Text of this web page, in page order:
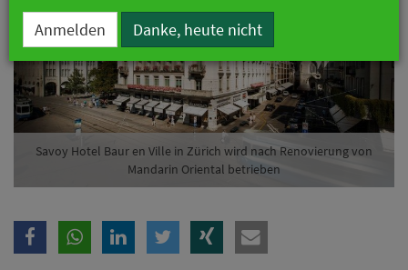
Savoy Hotel Baur en Ville in Zürich wird nach Renovierung von
Mandarin Oriental betrieben
genommen.